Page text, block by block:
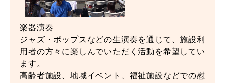
楽器演奏
ジャズ・ポップスなどの生演奏を通じて、施設利
用者の方々に楽しんでいただく活動を希望してい
ます。
高齢者施設、地域イベント、福祉施設などでの慰